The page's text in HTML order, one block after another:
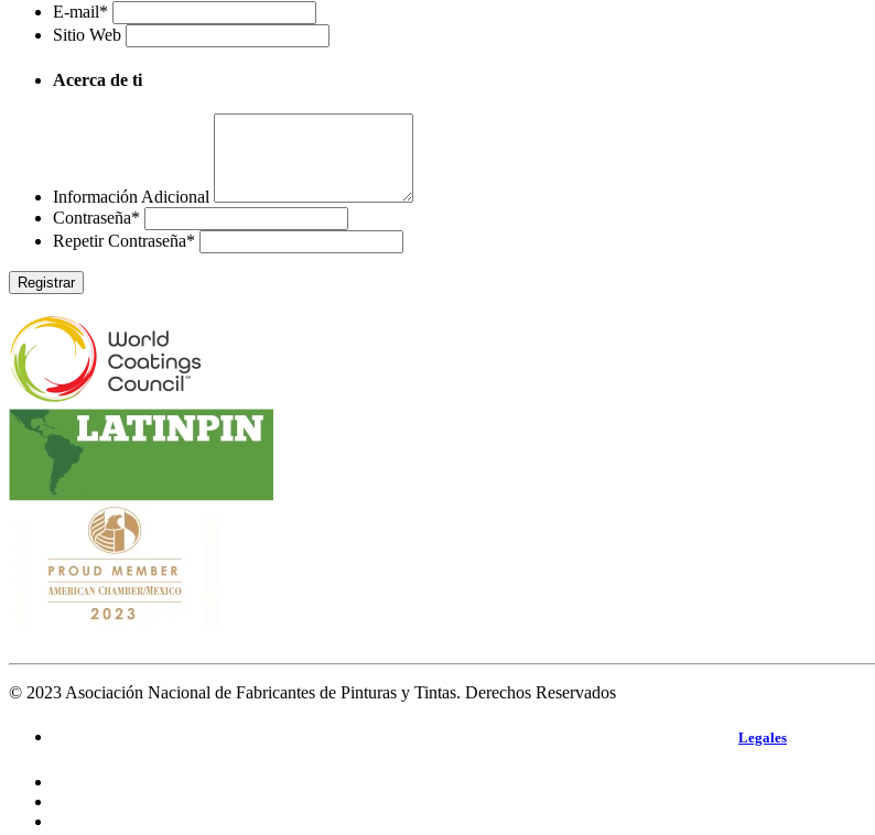
E-mail*
Sitio Web
Acerca de ti
Información Adicional
Contraseña*
Repetir Contraseña*
© 2023 Asociación Nacional de Fabricantes de Pinturas y Tintas. Derechos Reservados
Legales